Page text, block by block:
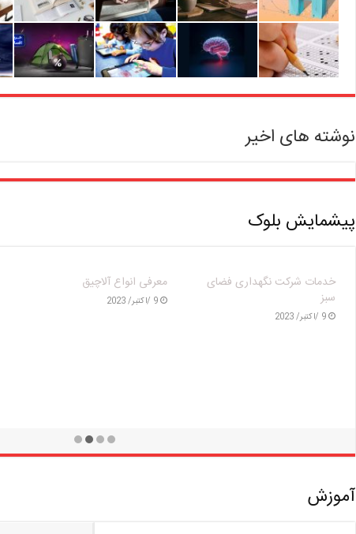
نوشته های اخیر
پیشمایش بلوک
فرش قرمز شهر زیر پای مهر |
شهرداری تهران به استقبال سال
تحصیلی می‌رود
درختان خشک تهران باید جمع
آوری می‌ شوند | تغییر وضعیت
آموزش